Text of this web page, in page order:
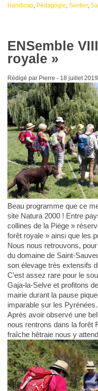
Handicap, Pédagogie, Sentier,
ENSemble
royale »
Rédigé par Pierre - 18 juillet 2019
Beau programme que ce
site Natura 2000 ! Entre
collines de la Piège »
forêt royale » ainsi que les
Nous nous retrouvons,
du domaine de Saint-
son élevage très extensifs
C'est assez rare pour le
Gaja-la-Selve et profitons
mairie durant la pause
imparable sur les
Après avoir observé une
nous rentrons dans la forêt
fraîche hêtraie nous y